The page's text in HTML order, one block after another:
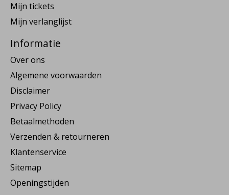
Mijn tickets
Mijn verlanglijst
Informatie
Over ons
Algemene voorwaarden
Disclaimer
Privacy Policy
Betaalmethoden
Verzenden & retourneren
Klantenservice
Sitemap
Openingstijden